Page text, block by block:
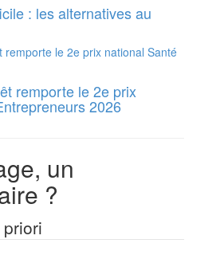
: les alternatives au
remporte le 2e prix
2026
un
?